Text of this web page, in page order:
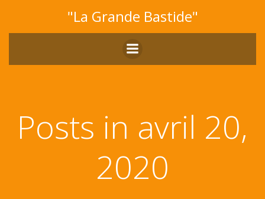
au
contenu
"La Grande Bastide"
Posts in avril 20,
2020